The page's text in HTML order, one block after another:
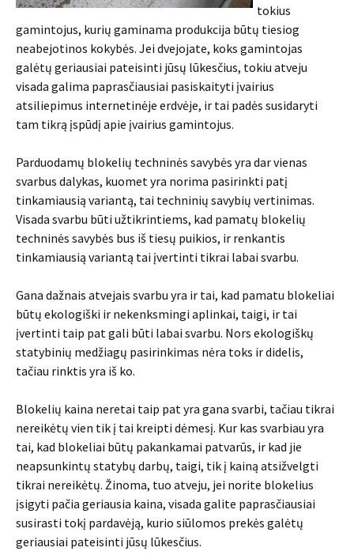
tokius
gamintojus, kurių gaminama produkcija būtų tiesiog
neabejotinos kokybės. Jei dvejojate, koks gamintojas
galėtų geriausiai pateisinti jūsų lūkesčius, tokiu atveju
visada galima paprasčiausiai pasiskaityti įvairius
atsiliepimus internetinėje erdvėje, ir tai padės susidaryti
tam tikrą įspūdį apie įvairius gamintojus.
Parduodamų blokelių techninės savybės yra dar vienas
svarbus dalykas, kuomet yra norima pasirinkti patį
tinkamiausią variantą, tai techninių savybių vertinimas.
Visada svarbu būti užtikrintiems, kad pamatų blokelių
techninės savybės bus iš tiesų puikios, ir renkantis
tinkamiausią variantą tai įvertinti tikrai labai svarbu.
Gana dažnais atvejais svarbu yra ir tai, kad pamatu blokeliai
būtų ekologiški ir nekenksmingi aplinkai, taigi, ir tai
įvertinti taip pat gali būti labai svarbu. Nors ekologiškų
statybinių medžiagų pasirinkimas nėra toks ir didelis,
tačiau rinktis yra iš ko.
Blokelių kaina neretai taip pat yra gana svarbi, tačiau tikrai
nereikėtų vien tik į tai kreipti dėmesį. Kur kas svarbiau yra
tai, kad blokeliai būtų pakankamai patvarūs, ir kad jie
neapsunkintų statybų darbų, taigi, tik į kainą atsižvelgti
tikrai nereikėtų. Žinoma, tuo atveju, jei norite blokelius
įsigyti pačia geriausia kaina, visada galite paprasčiausiai
susirasti tokį pardavėją, kurio siūlomos prekės galėtų
geriausiai pateisinti jūsų lūkesčius.